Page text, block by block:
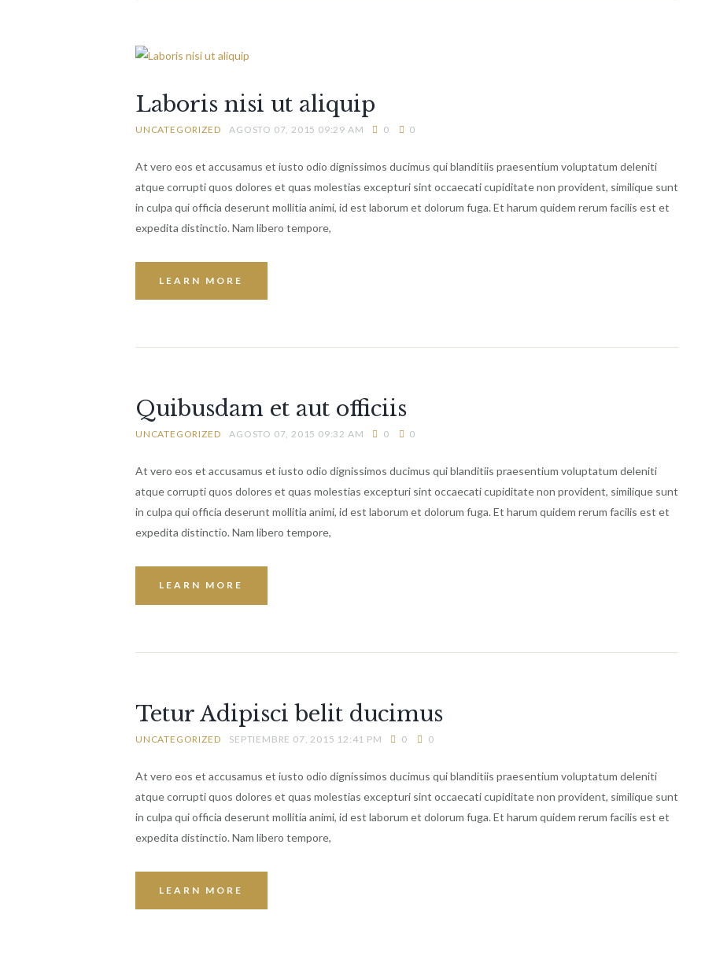
Laboris nisi ut aliquip
UNCATEGORIZED AGOSTO 07, 2015 09:29 AM 0 0
At vero eos et accusamus et iusto odio dignissimos ducimus qui blanditiis praesentium voluptatum deleniti
atque corrupti quos dolores et quas molestias excepturi sint occaecati cupiditate non provident, similique sunt
in culpa qui officia deserunt mollitia animi, id est laborum et dolorum fuga. Et harum quidem rerum facilis est et
expedita distinctio. Nam libero tempore,
LEARN MORE
Quibusdam et aut officiis
UNCATEGORIZED AGOSTO 07, 2015 09:32 AM 0 0
At vero eos et accusamus et iusto odio dignissimos ducimus qui blanditiis praesentium voluptatum deleniti
atque corrupti quos dolores et quas molestias excepturi sint occaecati cupiditate non provident, similique sunt
in culpa qui officia deserunt mollitia animi, id est laborum et dolorum fuga. Et harum quidem rerum facilis est et
expedita distinctio. Nam libero tempore,
LEARN MORE
Tetur Adipisci belit ducimus
UNCATEGORIZED SEPTIEMBRE 07, 2015 12:41 PM 0 0
At vero eos et accusamus et iusto odio dignissimos ducimus qui blanditiis praesentium voluptatum deleniti
atque corrupti quos dolores et quas molestias excepturi sint occaecati cupiditate non provident, similique sunt
in culpa qui officia deserunt mollitia animi, id est laborum et dolorum fuga. Et harum quidem rerum facilis est et
expedita distinctio. Nam libero tempore,
LEARN MORE